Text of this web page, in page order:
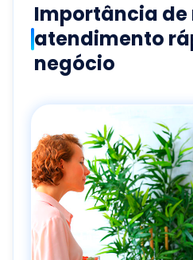
Importância
atendimento
negócio